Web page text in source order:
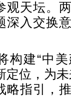
观天坛。
深入交换
构建“中
定位，为
略指引，